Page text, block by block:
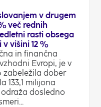
v drugem
več rednih
rasti obsega
višini 12 %
in finančna
Evropi, je v
zabeležila dober
133,1 milijona
dosledno